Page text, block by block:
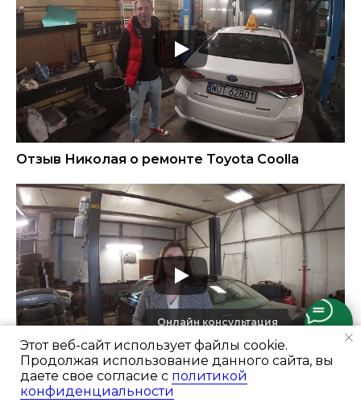
Этот веб-сайт использует файлы cookie.
Продолжая использование данного сайта, вы
даете свое согласие с политикой
конфиденциальности
Онлайн консультация
Ремонт и цены Портфолио
Отзыв Николая о ремонте Toyota Coolla
Отзыв Алеси о ремонте BMW 5